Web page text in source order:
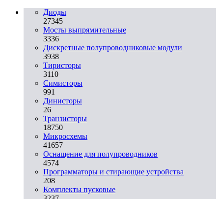
Диоды
27345
Мосты выпрямительные
3336
Дискретные полупроводниковые модули
3938
Тиристоры
3110
Симисторы
991
Динисторы
26
Транзисторы
18750
Микросхемы
41657
Оснащение для полупроводников
4574
Программаторы и стирающие устройства
208
Комплекты пусковые